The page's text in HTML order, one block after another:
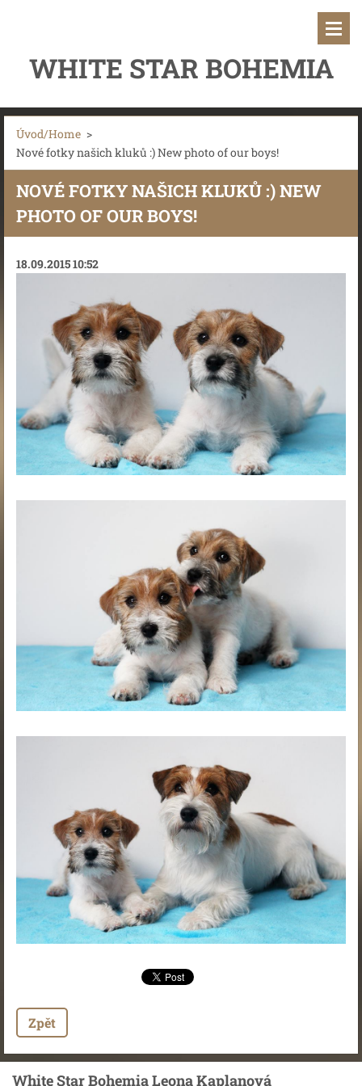
WHITE STAR BOHEMIA
Úvod/Home >
Nové fotky našich kluků :) New photo of our boys!
NOVÉ FOTKY NAŠICH KLUKŮ :) NEW
PHOTO OF OUR BOYS!
18.09.2015 10:52
Zpět
White Star Bohemia Leona Kaplanová